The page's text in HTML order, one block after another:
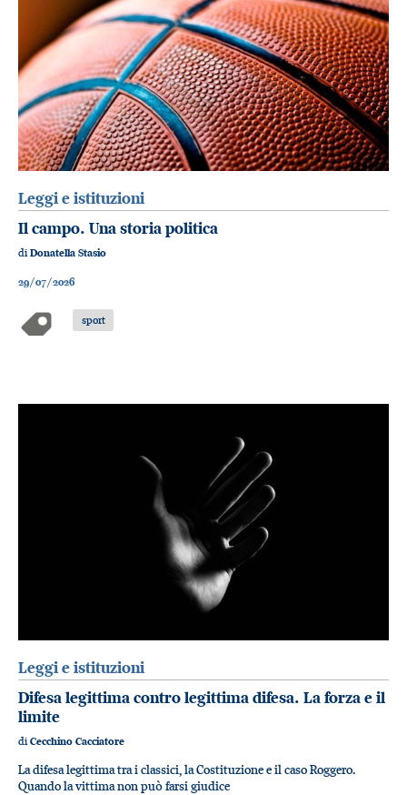
Leggi e istituzioni
Il campo. Una storia politica
diDonatella Stasio
29/07/2026
sport
Leggi e istituzioni
Difesa legittima contro legittima difesa. La forza e il
limite
diCecchino Cacciatore
La difesa legittima tra i classici, la Costituzione e il caso Roggero.
Quando la vittima non può farsi giudice